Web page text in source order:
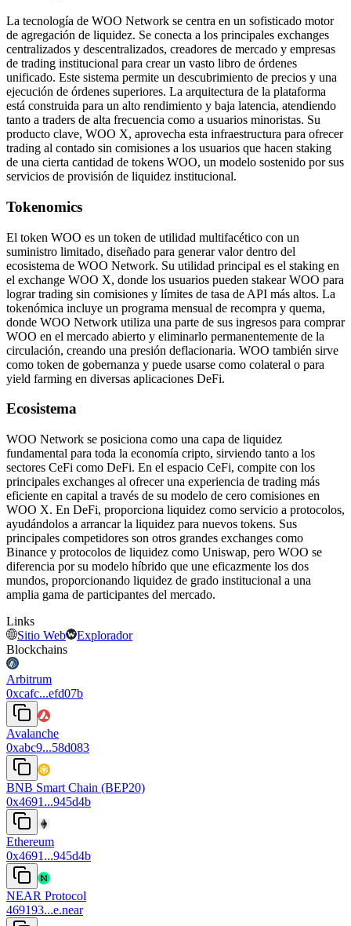
La tecnología de WOO Network se centra en un sofisticado motor
de agregación de liquidez. Se conecta a los principales exchanges
centralizados y descentralizados, creadores de mercado y empresas
de trading institucional para crear un vasto libro de órdenes
unificado. Este sistema permite un descubrimiento de precios y una
ejecución de órdenes superiores. La arquitectura de la plataforma
está construida para un alto rendimiento y baja latencia, atendiendo
tanto a traders de alta frecuencia como a usuarios minoristas. Su
producto clave, WOO X, aprovecha esta infraestructura para ofrecer
trading al contado sin comisiones a los usuarios que hacen staking
de una cierta cantidad de tokens WOO, un modelo sostenido por sus
servicios de provisión de liquidez institucional.
Tokenomics
El token WOO es un token de utilidad multifacético con un
suministro limitado, diseñado para generar valor dentro del
ecosistema de WOO Network. Su utilidad principal es el staking en
el exchange WOO X, donde los usuarios pueden stakear WOO para
lograr trading sin comisiones y límites de tasa de API más altos. La
tokenómica incluye un programa mensual de recompra y quema,
donde WOO Network utiliza una parte de sus ingresos para comprar
WOO en el mercado abierto y eliminarlo permanentemente de la
circulación, creando una presión deflacionaria. WOO también sirve
como token de gobernanza y puede usarse como colateral o para
yield farming en diversas aplicaciones DeFi.
Ecosistema
WOO Network se posiciona como una capa de liquidez
fundamental para toda la economía cripto, sirviendo tanto a los
sectores CeFi como DeFi. En el espacio CeFi, compite con los
principales exchanges al ofrecer una experiencia de trading más
eficiente en capital a través de su modelo de cero comisiones en
WOO X. En DeFi, proporciona liquidez como servicio a protocolos,
ayudándolos a arrancar la liquidez para nuevos tokens. Sus
principales competidores son otros grandes exchanges como
Binance y protocolos de liquidez como Uniswap, pero WOO se
diferencia por su modelo híbrido que une eficazmente los dos
mundos, proporcionando liquidez de grado institucional a una
amplia gama de participantes del mercado.
Links
Sitio Web
Explorador
Blockchains
Arbitrum
0xcafc...efd07b
Avalanche
0xabc9...58d083
BNB Smart Chain (BEP20)
0x4691...945d4b
Ethereum
0x4691...945d4b
NEAR Protocol
469193...e.near